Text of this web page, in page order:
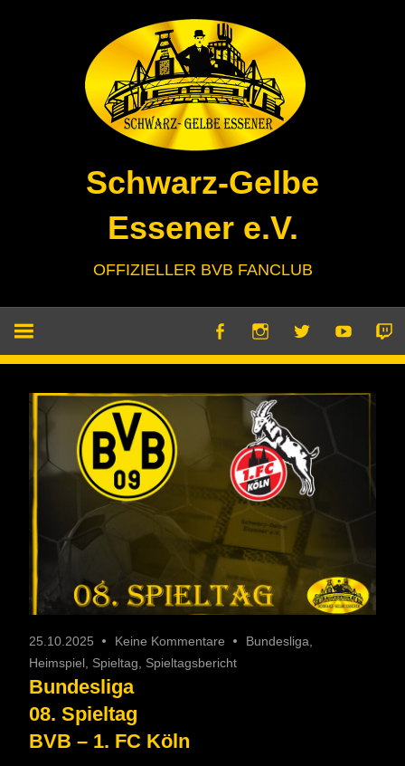
Schwarz-Gelbe
Essener e.V.
OFFIZIELLER BVB FANCLUB
25.10.2025 Keine Kommentare Bundesliga
Heimspiel Spieltag Spieltagsbericht
Bundesliga
08. Spieltag
BVB – 1. FC Köln